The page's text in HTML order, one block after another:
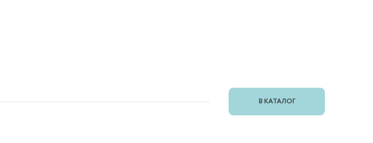
В КАТАЛОГ